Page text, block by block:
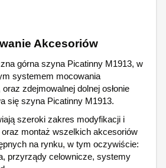
Akcesoriów
górna szyna Picatinny M1913, w
systemem mocowania
zdejmowalnej dolnej osłonie
się szyna Picatinny M1913.
szeroki zakres modyfikacji i
oraz montaż wszelkich akcesoriów
na rynku, w tym oczywiście:
przyrządy celownicze, systemy